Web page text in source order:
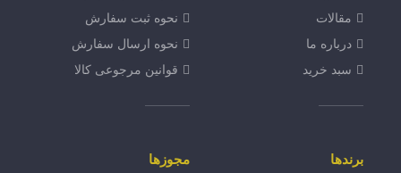
مقالات
درباره ما
سبد خرید
نحوه ثبت سفارش
نحوه ارسال سفارش
قوانین مرجوعی کالا
برندها مجوزها